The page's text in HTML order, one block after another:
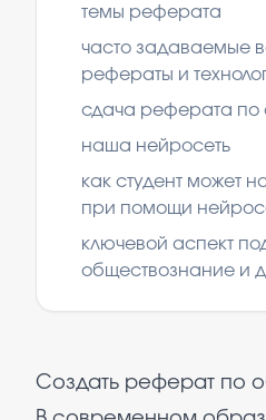
темы реферата
часто задаваемые
рефераты и
сдача реферата по
наша нейросеть
как студент может
при помощи
ключевой аспект
обществознание и
Создать реферат по